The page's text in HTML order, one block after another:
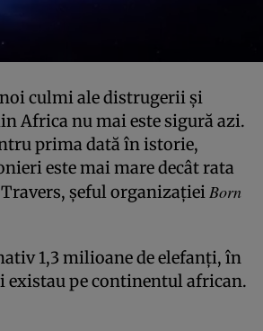
culmi ale distrugerii şi
Africa nu mai este sigură azi.
prima dată în istorie,
este mai mare decât rata
şeful organizaţieiBorn
1,3 milioane de elefanţi, în
existau pe continentul african.